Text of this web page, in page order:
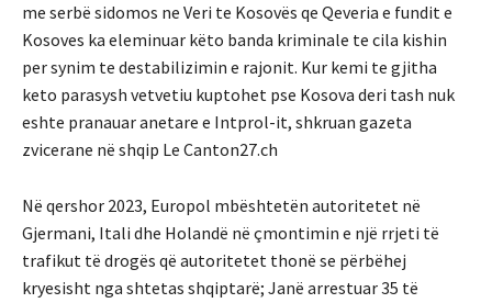
me serbë sidomos ne Veri te Kosovës qe Qeveria e fundit e
Kosoves ka eleminuar këto banda kriminale te cila kishin
per synim te destabilizimin e rajonit. Kur kemi te gjitha
keto parasysh vetvetiu kuptohet pse Kosova deri tash nuk
eshte pranauar anetare e Intprol-it, shkruan gazeta
zvicerane në shqip Le Canton27.ch
Në qershor 2023, Europol mbështetën autoritetet në
Gjermani, Itali dhe Holandë në çmontimin e një rrjeti të
trafikut të drogës që autoritetet thonë se përbëhej
kryesisht nga shtetas shqiptarë; Janë arrestuar 35 të